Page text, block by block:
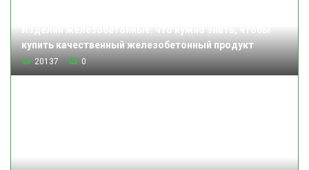
Изделия железобетонные: что нужно знать, чтобы
купить качественный железобетонный продукт
20137 0